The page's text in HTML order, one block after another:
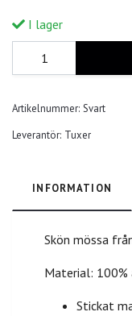
I lager
Artikelnummer: Svart
Leverantör: Tuxer
INFORMATION
Skön mössa
Material: 100%
Stickat